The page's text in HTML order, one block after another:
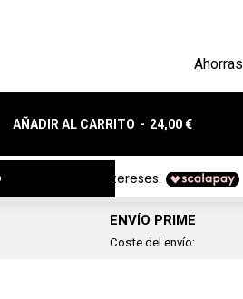
Ahorras
AÑADIR AL CARRITO - 24,00 €
ENVÍO PRIME
Coste del envío: